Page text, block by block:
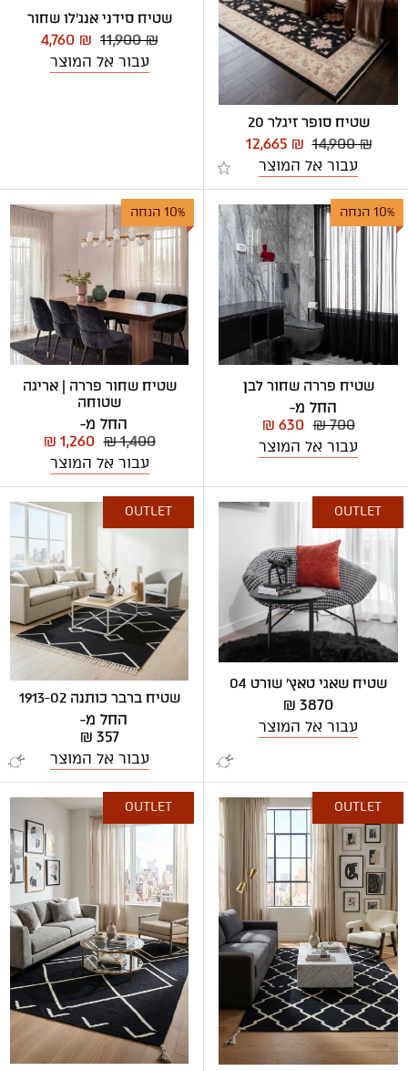
שטיח סופר זיגלר 20
14,900 ₪
12,665 ₪
עבור אל המוצר
שטיח סידני אנג'לו שחור
11,900 ₪
4,760 ₪
עבור אל המוצר
10% הנחה
שטיח פררה שחור לבן
החל מ-
₪ 700
₪ 630
עבור אל המוצר
10% הנחה
שטיח שחור פררה | אריגה
שטוחה
החל מ-
₪ 1,400
₪ 1,260
עבור אל המוצר
OUTLET
שטיח שאגי טאץ' שורט 04
3870 ₪
עבור אל המוצר
OUTLET
שטיח ברבר כותנה 1913-02
החל מ-
₪ 357
עבור אל המוצר
OUTLET
OUTLET